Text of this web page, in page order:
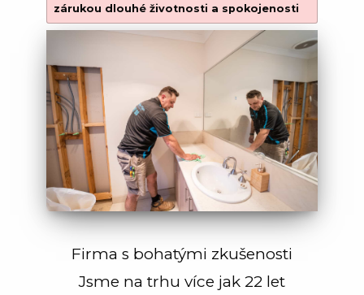
zárukou dlouhé životnosti a spokojenosti
Firma s bohatými zkušenosti
Jsme na trhu více jak 22 let